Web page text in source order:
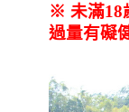
※ 未滿18
過量有礙